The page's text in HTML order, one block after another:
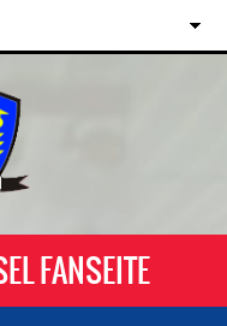
FANSEITE